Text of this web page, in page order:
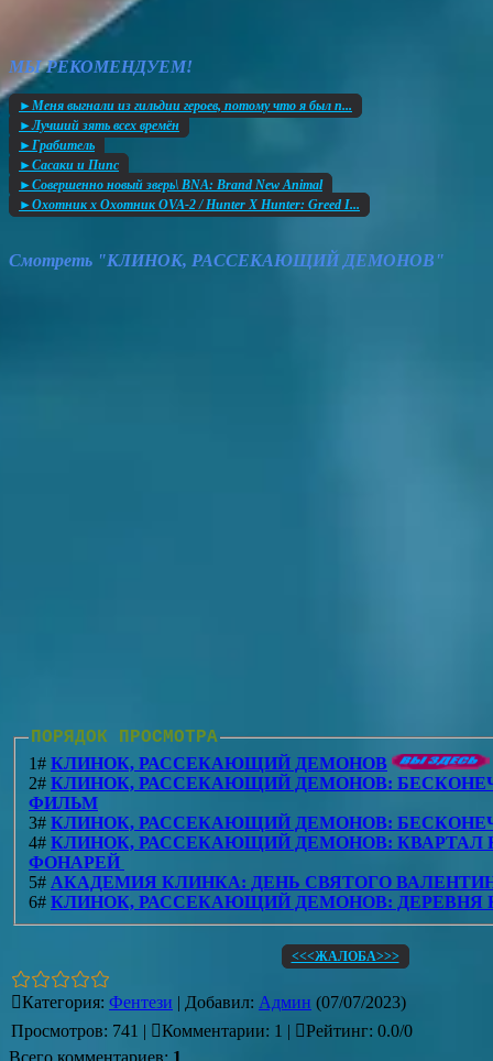
МЫ РЕКОМЕНДУЕМ!
►Меня выгнали из гильдии героев, потому что я был п...
►Лучший зять всех времён
►Грабитель
►Сасаки и Пипс
►Совершенно новый зверь\ BNA: Brand New Animal
►Охотник х Охотник OVA-2 / Hunter X Hunter: Greed I...
Смотреть "КЛИНОК, РАССЕКАЮЩИЙ ДЕМОНОВ"
ПОРЯДОК ПРОСМОТРА
1# КЛИНОК, РАССЕКАЮЩИЙ ДЕМОНОВ
2# КЛИНОК, РАССЕКАЮЩИЙ ДЕМОНОВ:
ФИЛЬМ
3# КЛИНОК, РАССЕКАЮЩИЙ ДЕМОНОВ:
4# КЛИНОК, РАССЕКАЮЩИЙ ДЕМОНОВ: КВАРТАЛ
ФОНАРЕЙ
5# АКАДЕМИЯ КЛИНКА: ДЕНЬ СВЯТОГО
6# КЛИНОК, РАССЕКАЮЩИЙ ДЕМОНОВ: ДЕРЕВНЯ
<<<ЖАЛОБА>>>
Категория: Фентези | Добавил: Админ (07/07/2023)
Просмотров: 741 | Комментарии: 1 | Рейтинг: 0.0/0
Всего комментариев: 1